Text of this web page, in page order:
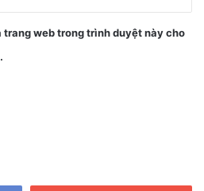
web trong trình duyệt này cho